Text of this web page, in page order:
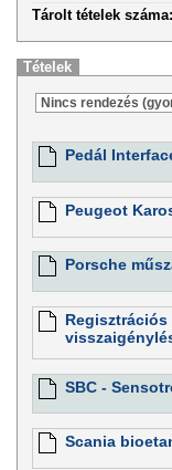
Tárolt tételek száma:
Tételek
Pedál
Peugeot
Porsche
Regisztrációs
SBC -
Scania